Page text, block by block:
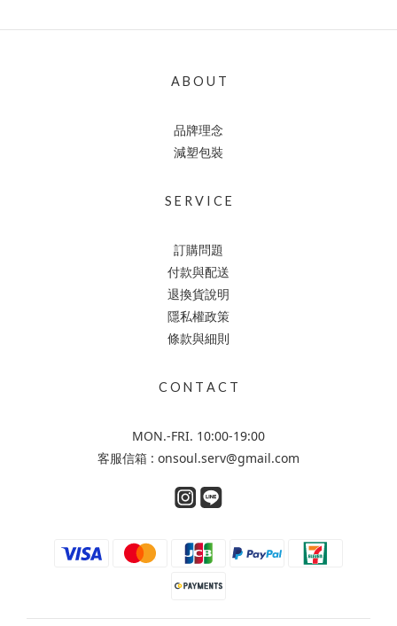
A B O U T
品牌理念
減塑包裝
S E R V I C E
訂購問題
付款與配送
退換貨說明
隱私權政策
條款與細則
C O N T A C T
MON.-FRI. 10:00-19:00
客服信箱 : onsoul.serv@gmail.com